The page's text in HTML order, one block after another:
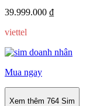
39.999.000 ₫
viettel
Mua ngay
Xem thêm 764 Sim